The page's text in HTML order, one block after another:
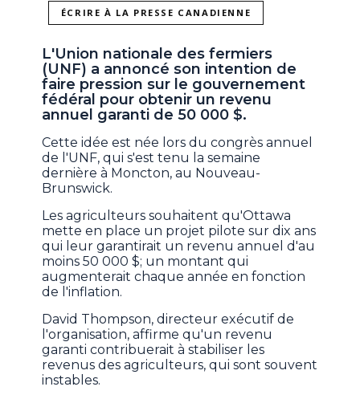
ÉCRIRE À LA PRESSE CANADIENNE
L'Union nationale des fermiers
(UNF) a annoncé son intention de
faire pression sur le gouvernement
fédéral pour obtenir un revenu
annuel garanti de 50 000 $.
Cette idée est née lors du congrès annuel
de l'UNF, qui s'est tenu la semaine
dernière à Moncton, au Nouveau-
Brunswick.
Les agriculteurs souhaitent qu'Ottawa
mette en place un projet pilote sur dix ans
qui leur garantirait un revenu annuel d'au
moins 50 000 $; un montant qui
augmenterait chaque année en fonction
de l'inflation.
David Thompson, directeur exécutif de
l'organisation, affirme qu'un revenu
garanti contribuerait à stabiliser les
revenus des agriculteurs, qui sont souvent
instables.